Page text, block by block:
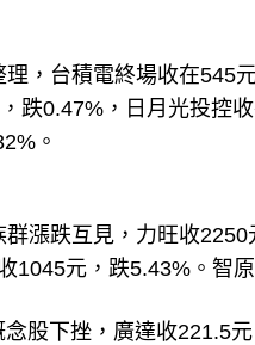
理，台積電終場收在545
跌0.47%，日月光投控
。
群漲跌互見，力旺收
1045元，跌5.43%。智
股下挫，廣達收221.5